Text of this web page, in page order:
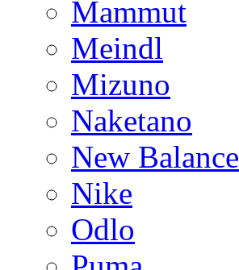
Mammut
Meindl
Mizuno
Naketano
New Balance
Nike
Odlo